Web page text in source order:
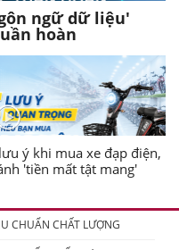
ngữ dữ liệu'
hoàn
ý khi mua xe đạp điện,
'tiền mất tật mang'
CHUẨN CHẤT LƯỢNG